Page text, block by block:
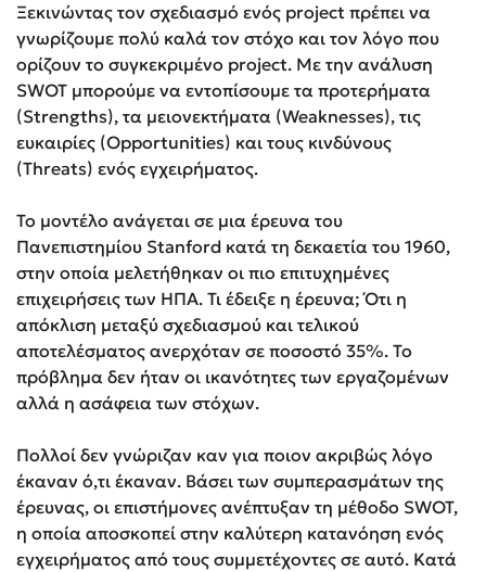
Ξεκινώντας τον σχεδιασμό ενός project πρέπει να
γνωρίζουμε πολύ καλά τον στόχο και τον λόγο που
ορίζουν το συγκεκριμένο project. Με την ανάλυση
SWOT μπορούμε να εντοπίσουμε τα προτερήματα
(Strengths), τα μειονεκτήματα (Weaknesses), τις
ευκαιρίες (Opportunities) και τους κινδύνους
(Threats) ενός εγχειρήματος.
Το μοντέλο ανάγεται σε μια έρευνα του
Πανεπιστημίου Stanford κατά τη δεκαετία του 1960,
στην οποία μελετήθηκαν οι πιο επιτυχημένες
επιχειρήσεις των ΗΠΑ. Τι έδειξε η έρευνα; Ότι η
απόκλιση μεταξύ σχεδιασμού και τελικού
αποτελέσματος ανερχόταν σε ποσοστό 35%. Το
πρόβλημα δεν ήταν οι ικανότητες των εργαζομένων
αλλά η ασάφεια των στόχων.
Πολλοί δεν γνώριζαν καν για ποιον ακριβώς λόγο
έκαναν ό,τι έκαναν. Βάσει των συμπερασμάτων της
έρευνας, οι επιστήμονες ανέπτυξαν τη μέθοδο SWOT,
η οποία αποσκοπεί στην καλύτερη κατανόηση ενός
εγχειρήματος από τους συμμετέχοντες σε αυτό. Κατά